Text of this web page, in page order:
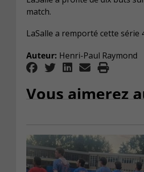
match.
LaSalle a remporté cette série
Auteur: Henri-Paul Raymond
Vous aimerez